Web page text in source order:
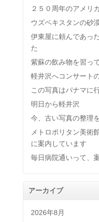
２５０周年のアメリカ
ウズベキスタンの砂
伊東屋に頼んであっ
た
紫蘇の飲み物を習っ
軽井沢へコンサート
この写真はパナマに
明日から軽井沢
今、古い写真の整理
メトロポリタン美術
に案内しています
毎日病院通いって、
アーカイブ
2026年8月